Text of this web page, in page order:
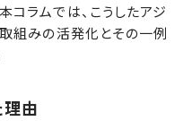
コラムでは、こうしたアジ
組みの活発化とその一例
由